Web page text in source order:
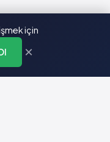
için
×